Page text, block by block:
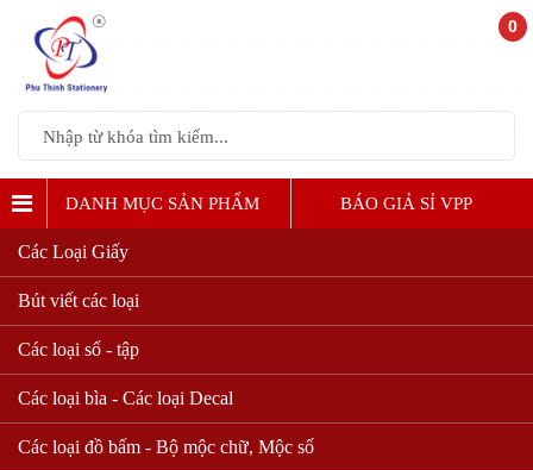
DANH MỤC SẢN PHẨM BÁO GIẢ SỈ VPP
Các Loại Giấy
Bút viết các loại
Các loại sổ - tập
Các loại bìa - Các loại Decal
Các loại đồ bấm - Bộ mộc chữ, Mộc số
0